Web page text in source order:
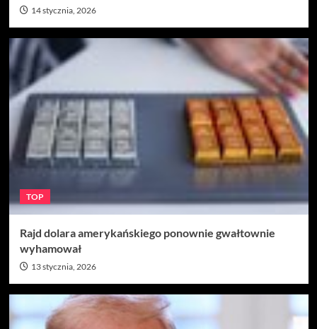
14 stycznia, 2026
TOP
Rajd dolara amerykańskiego ponownie gwałtownie
wyhamował
13 stycznia, 2026